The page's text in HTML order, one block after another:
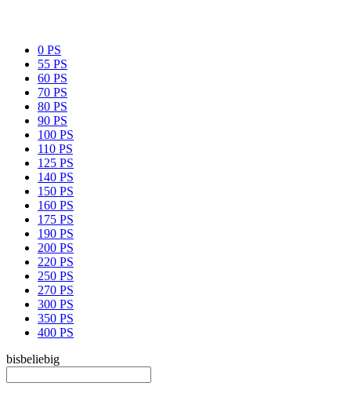
0 PS
55 PS
60 PS
70 PS
80 PS
90 PS
100 PS
110 PS
125 PS
140 PS
150 PS
160 PS
175 PS
190 PS
200 PS
220 PS
250 PS
270 PS
300 PS
350 PS
400 PS
bisbeliebig